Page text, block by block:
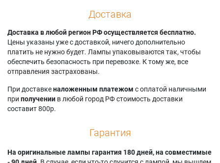
Доставка
Доставка в любой регион РФ осуществляется бесплатно.
Цены указаны уже с доставкой, ничего дополнительно
платить не нужно будет. Лампы упаковываются так, чтобы
обеспечить безопасность при перевозке. К тому же, все
отправления застрахованы.
При доставкеналоженным платежом с оплатой наличными
при получении в любой город РФ стоимость доставки
составит 800р.
Гарантия
На оригинальные лампы гарантия 180 дней, на совместимые